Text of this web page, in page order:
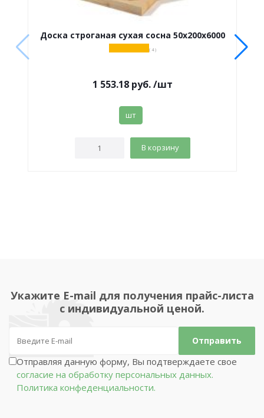
Доска строганая сухая сосна 50х200х6000
( 4 )
1 553.18руб. /шт
шт
В корзину
Укажите E-mail для получения прайс-листа
с индивидуальной ценой.
Отправляя данную форму, Вы подтверждаете свое
согласие на обработку персональных данных.
Политика конфеденциальности.